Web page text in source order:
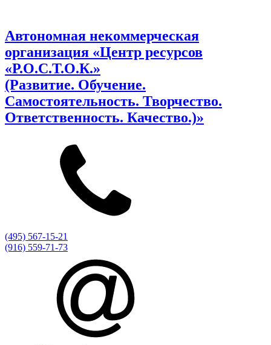
Автономная некоммерческая
организация «Центр ресурсов
«Р.О.С.Т.О.К.»
(Развитие. Обучение.
Самостоятельность. Творчество.
Ответственность. Качество.)»
(495) 567-15-21
(916) 559-71-73